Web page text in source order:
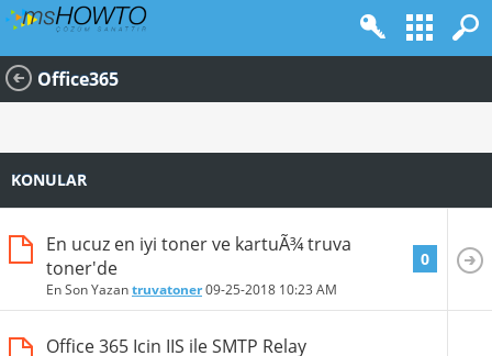
Office365
KONULAR
En ucuz en iyi toner ve kartuÃ¾ truva
toner'de
En Son Yazantruvatoner09-25-2018 10:23 AM
0
Office 365 Icin IIS ile SMTP Relay